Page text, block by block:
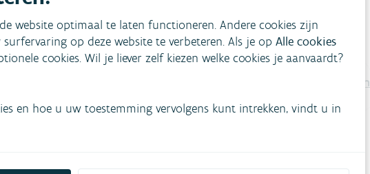
Bekijk het overzicht van meestgestelde vragen
Vul ons contactformulier in
Bel gratis 1700
website optimaal te laten functioneren. Andere cookies zijn
op deze website te verbeteren. Als je op Alle cookies
cookies. Wil je liever zelf kiezen welke cookies je aanvaardt?
en hoe u uw toestemming vervolgens kunt intrekken, vindt u in